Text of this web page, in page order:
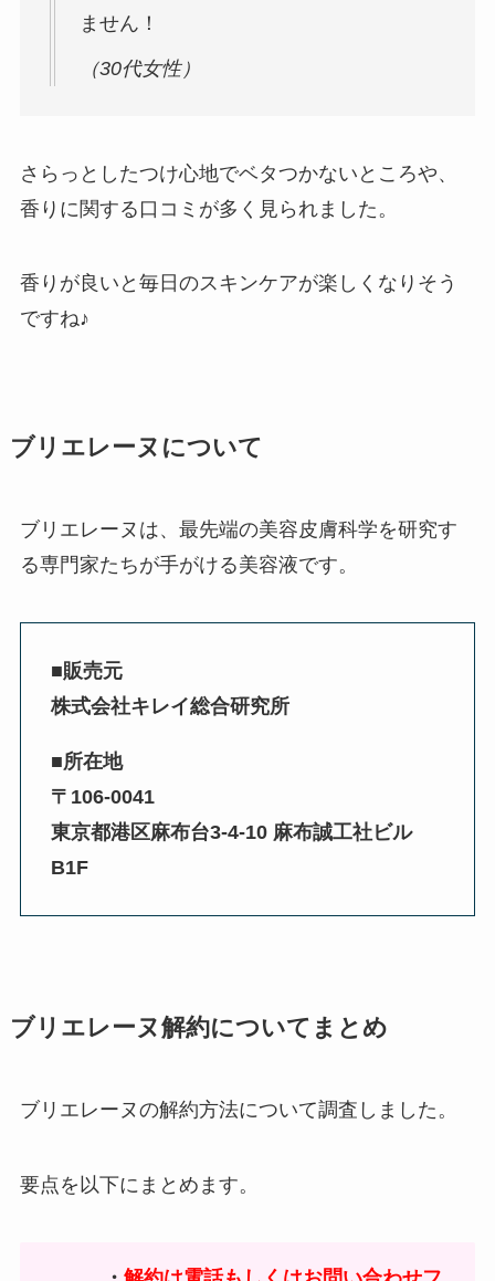
ません！
（30代女性）
さらっとしたつけ心地でベタつかないところや、
香りに関する口コミが多く見られました。
香りが良いと毎日のスキンケアが楽しくなりそう
ですね♪
ブリエレーヌについて
ブリエレーヌは、最先端の美容皮膚科学を研究す
る専門家たちが手がける美容液です。
■販売元
株式会社キレイ総合研究所
■所在地
〒106-0041
東京都港区麻布台3-4-10 麻布誠工社ビル
B1F
ブリエレーヌ解約についてまとめ
ブリエレーヌの解約方法について調査しました。
要点を以下にまとめます。